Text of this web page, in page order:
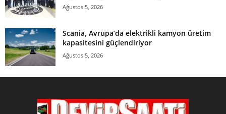
Ağustos 5, 2026
Scania, Avrupa’da elektrikli kamyon üretim
kapasitesini güçlendiriyor
Ağustos 5, 2026